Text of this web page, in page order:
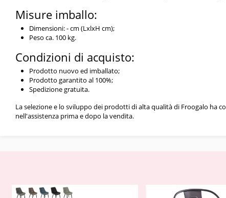
Misure imballo:
Dimensioni: - cm (LxlxH cm);
Peso ca. 100 kg.
Condizioni di acquisto:
Prodotto nuovo ed imballato;
Prodotto garantito al 100%;
Spedizione gratuita.
La selezione e lo sviluppo dei prodotti di alta qualità di Froogalo ha
nell'assistenza prima e dopo la vendita.